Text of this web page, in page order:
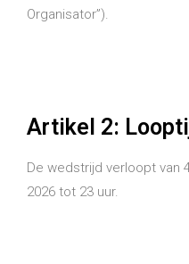
Organisator”).
Artikel 2:
De wedstrijd verloopt van
2026 tot 23 uur.